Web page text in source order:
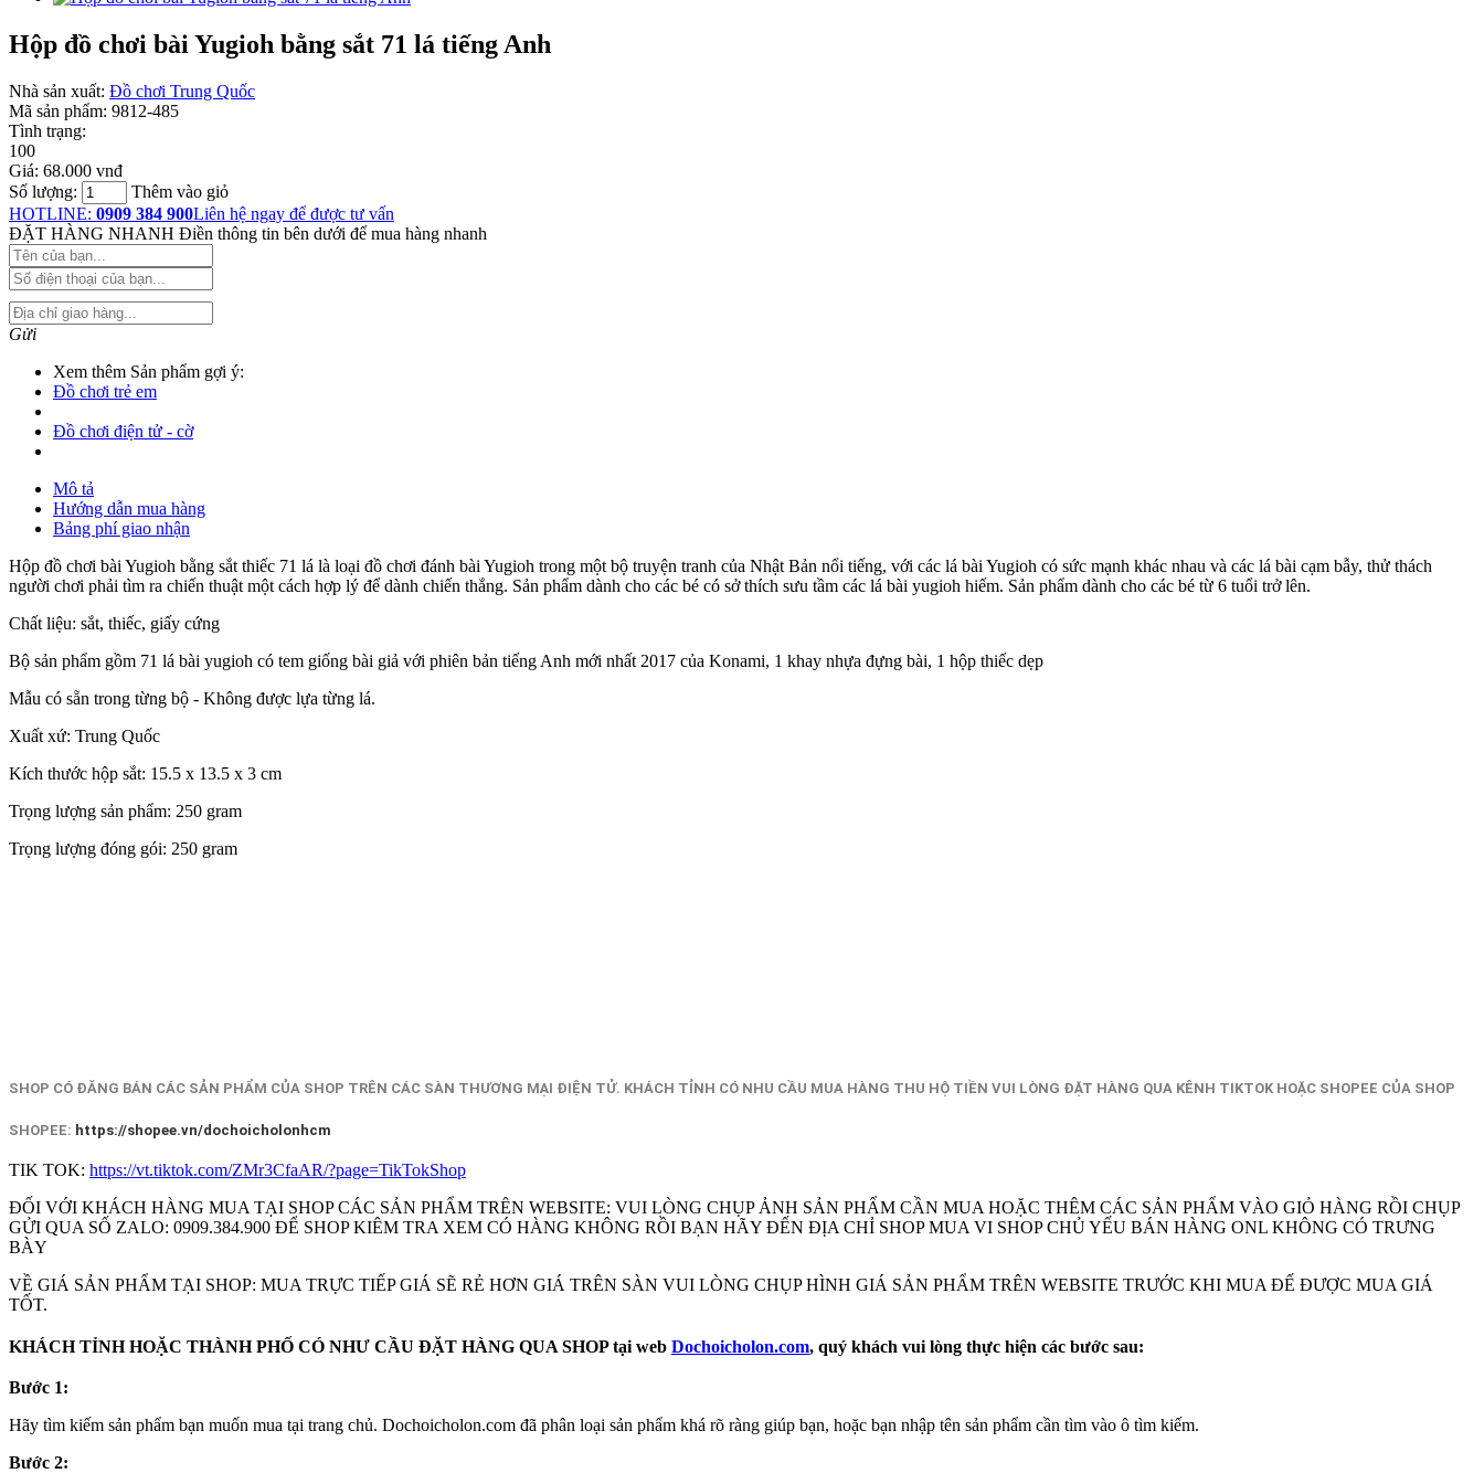
Hộp đồ chơi bài Yugioh bằng sắt 71 lá tiếng Anh
Nhà sản xuất: Đồ chơi Trung Quốc
Mã sản phẩm: 9812-485
Tình trạng:
100
Giá: 68.000 vnđ
Số lượng:
Thêm vào giỏ
HOTLINE: 0909 384 900Liên hệ ngay để được tư vấn
ĐẶT HÀNG NHANH Điền thông tin bên dưới để mua hàng nhanh
Gửi
Xem thêm Sản phẩm gợi ý:
Đồ chơi trẻ em
Đồ chơi điện tử - cờ
Mô tả
Hướng dẫn mua hàng
Bảng phí giao nhận
Hộp đồ chơi bài Yugioh bằng sắt thiếc 71 lá là loại đồ chơi đánh bài Yugioh trong một bộ truyện tranh của Nhật Bản nổi tiếng, với các lá bài Yugioh có sức mạnh khác nhau và các lá bài cạm bẫy, thử thách
người chơi phải tìm ra chiến thuật một cách hợp lý để dành chiến thắng. Sản phẩm dành cho các bé có sở thích sưu tầm các lá bài yugioh hiếm. Sản phẩm dành cho các bé từ 6 tuổi trở lên.
Chất liệu: sắt, thiếc, giấy cứng
Bộ sản phẩm gồm 71 lá bài yugioh có tem giống bài giả với phiên bản tiếng Anh mới nhất 2017 của Konami, 1 khay nhựa đựng bài, 1 hộp thiếc dẹp
Mẫu có sẵn trong từng bộ - Không được lựa từng lá.
Xuất xứ: Trung Quốc
Kích thước hộp sắt: 15.5 x 13.5 x 3 cm
Trọng lượng sản phẩm: 250 gram
Trọng lượng đóng gói: 250 gram
SHOP CÓ ĐĂNG BÁN CÁC SẢN PHẨM CỦA SHOP TRÊN CÁC SÀN THƯƠNG MẠI ĐIỆN TỬ. KHÁCH TỈNH CÓ NHU CẦU MUA HÀNG THU HỘ TIỀN VUI LÒNG ĐẶT HÀNG QUA KÊNH TIKTOK HOẶC SHOPEE CỦA SHOP
SHOPEE: https://shopee.vn/dochoicholonhcm
TIK TOK: https://vt.tiktok.com/ZMr3CfaAR/?page=TikTokShop
ĐỐI VỚI KHÁCH HÀNG MUA TẠI SHOP CÁC SẢN PHẨM TRÊN WEBSITE: VUI LÒNG CHỤP ẢNH SẢN PHẨM CẦN MUA HOẶC THÊM CÁC SẢN PHẨM VÀO GIỎ HÀNG RỒI CHỤP
GỬI QUA SỐ ZALO: 0909.384.900 ĐỂ SHOP KIÊM TRA XEM CÓ HÀNG KHÔNG RỒI BẠN HÃY ĐẾN ĐỊA CHỈ SHOP MUA VI SHOP CHỦ YẾU BÁN HÀNG ONL KHÔNG CÓ TRƯNG
BÀY
VỀ GIÁ SẢN PHẨM TẠI SHOP: MUA TRỰC TIẾP GIÁ SẼ RẺ HƠN GIÁ TRÊN SÀN VUI LÒNG CHỤP HÌNH GIÁ SẢN PHẨM TRÊN WEBSITE TRƯỚC KHI MUA ĐẾ ĐƯỢC MUA GIÁ
TỐT.
KHÁCH TỈNH HOẶC THÀNH PHỐ CÓ NHƯ CẦU ĐẶT HÀNG QUA SHOP tại web Dochoicholon.com, quý khách vui lòng thực hiện các bước sau:
Bước 1:
Hãy tìm kiếm sản phẩm bạn muốn mua tại trang chủ. Dochoicholon.com đã phân loại sản phẩm khá rõ ràng giúp bạn, hoặc bạn nhập tên sản phẩm cần tìm vào ô tìm kiếm.
Bước 2: